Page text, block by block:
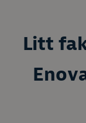
Litt